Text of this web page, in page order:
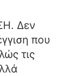
Δεν
που
τις